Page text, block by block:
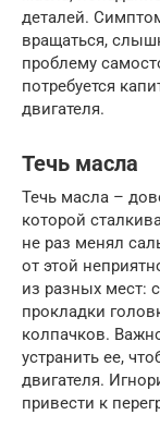
деталей.
вращаться,
проблему
потребуется
двигателя.
Течь масла
Течь масла –
которой
не раз менял
от этой
из разных мест:
прокладки
колпачков.
устранить ее,
двигателя.
привести к